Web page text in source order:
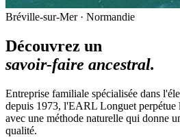
Bréville-sur-Mer · Normandie
Découvrez un
savoir-faire ancestral.
Entreprise familiale spécialisée dans
depuis 1973, l'EARL Longuet perpétue
avec une méthode naturelle qui donne
qualité.